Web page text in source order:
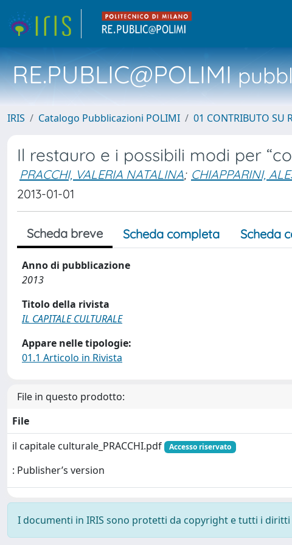
RE.PUBLIC@POLIMI
IRIS Catalogo Pubblicazioni POLIMI 01 CONTRIBUTO SU
Il restauro e i possibili modi per
PRACCHI, VALERIA NATALINA; CHIAPPARINI,
2013-01-01
Scheda breve Scheda completa Scheda
Anno di pubblicazione
2013
Titolo della rivista
IL CAPITALE CULTURALE
Appare nelle tipologie:
01.1 Articolo in Rivista
File in questo prodotto:
File
il capitale culturale_PRACCHI.pdf
Accesso riservato
: Publisher’s version
I documenti in IRIS sono protetti da copyright e tutti i